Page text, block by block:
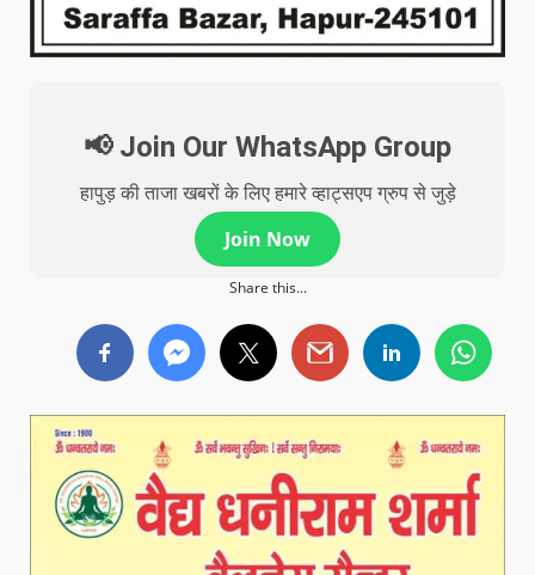
📢 Join Our WhatsApp Group
हापुड़ की ताजा खबरों के लिए हमारे व्हाट्सएप ग्रुप से जुड़े
Join Now
Share this...